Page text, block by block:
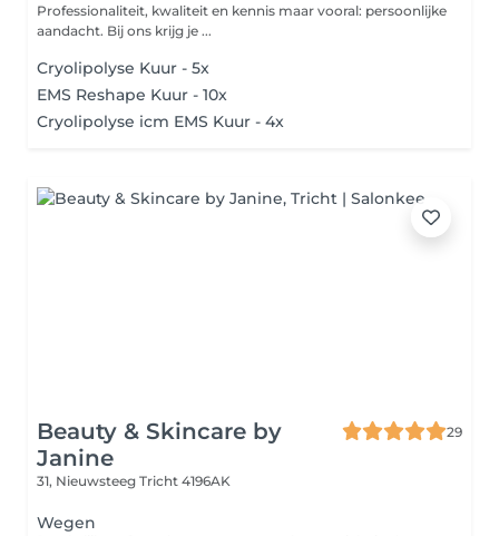
Professionaliteit, kwaliteit en kennis maar vooral: persoonlijke
aandacht. Bij ons krijg je ...
Cryolipolyse Kuur - 5x
EMS Reshape Kuur - 10x
Cryolipolyse icm EMS Kuur - 4x
Beauty & Skincare by
Janine
29
31, Nieuwsteeg Tricht 4196AK
Wegen